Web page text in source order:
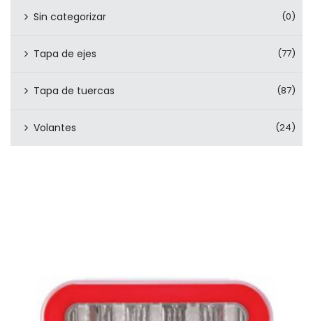
Sin categorizar (0)
Tapa de ejes (77)
Tapa de tuercas (87)
Volantes (24)